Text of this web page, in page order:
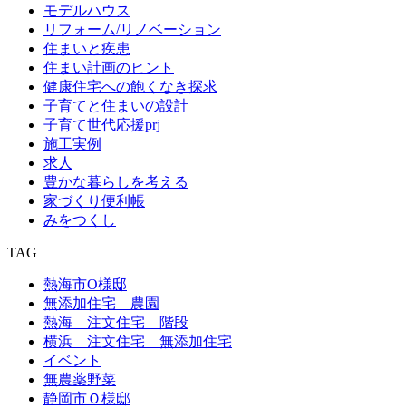
モデルハウス
リフォーム/リノベーション
住まいと疾患
住まい計画のヒント
健康住宅への飽くなき探求
子育てと住まいの設計
子育て世代応援prj
施工実例
求人
豊かな暮らしを考える
家づくり便利帳
みをつくし
TAG
熱海市O様邸
無添加住宅 農園
熱海 注文住宅 階段
横浜 注文住宅 無添加住宅
イベント
無農薬野菜
静岡市Ｏ様邸